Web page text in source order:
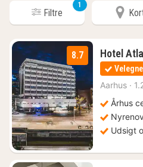
Filtre
1
8.7 Hotel
Aarhus ·
Århus
Udsigt